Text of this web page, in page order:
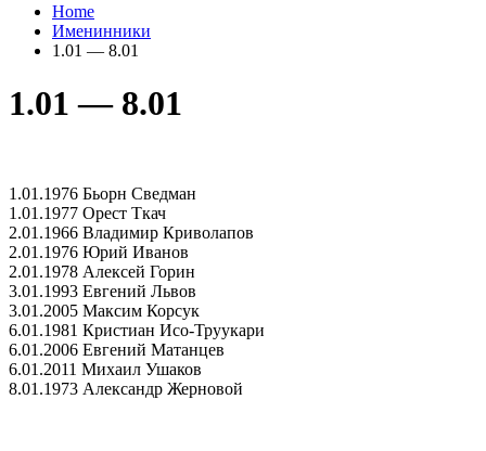
Home
Именинники
1.01 — 8.01
1.01 — 8.01
1.01.1976 Бьорн Сведман
1.01.1977 Орест Ткач
2.01.1966 Владимир Криволапов
2.01.1976 Юрий Иванов
2.01.1978 Алексей Горин
3.01.1993 Евгений Львов
3.01.2005 Максим Корсук
6.01.1981 Кристиан Исо-Труукари
6.01.2006 Евгений Матанцев
6.01.2011 Михаил Ушаков
8.01.1973 Александр Жерновой